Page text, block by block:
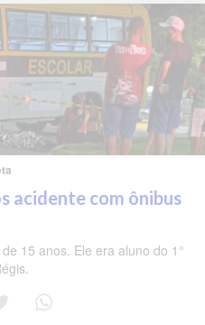
acidente com ônibus
15 anos. Ele era aluno do 1°